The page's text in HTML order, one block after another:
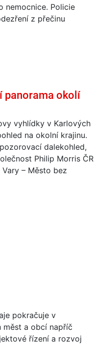
nemocnice. Policie
z přečinu
panorama okolí
vyhlídky v Karlových
na okolní krajinu.
dalekohled,
Philip Morris ČR
– Město bez
pokračuje v
měst a obcí napříč
řízení a rozvoj